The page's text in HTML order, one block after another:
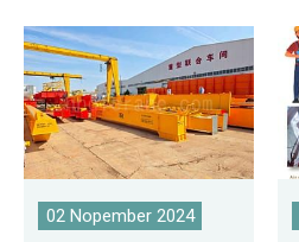
02 Nopember 2024